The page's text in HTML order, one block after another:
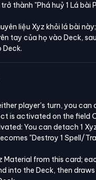
thành "Phá huỷ 1 Lá
liệu Xyz khỏi lá bài
tay của họ vào Deck,
Deck.
player's turn, you
is activated on the field
You can detach 1
"Destroy 1 Spell/
Material from this card;
into the Deck, then